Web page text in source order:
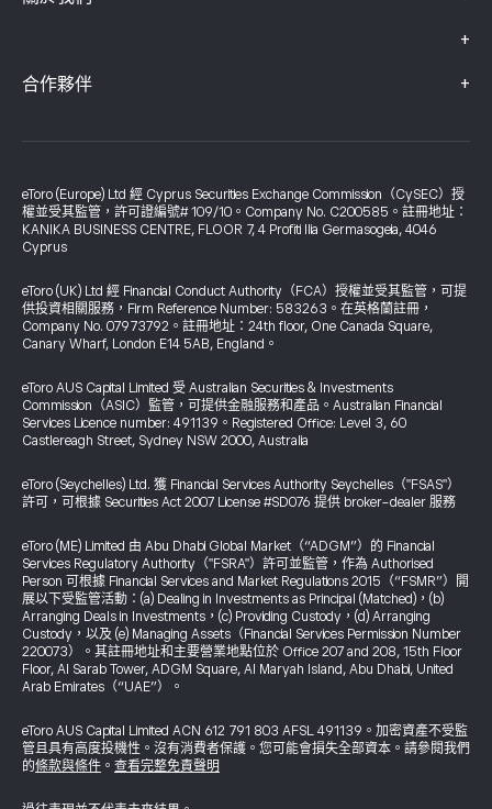
+
合作夥伴 +
eToro (Europe) Ltd 經 Cyprus Securities Exchange Commission（CySEC）授
權並受其監管，許可證編號# 109/10。Company No. C200585。註冊地址：
KANIKA BUSINESS CENTRE, FLOOR 7, 4 Profiti Ilia Germasogeia, 4046
Cyprus
eToro (UK) Ltd 經 Financial Conduct Authority（FCA）授權並受其監管，可提
供投資相關服務，Firm Reference Number: 583263。在英格蘭註冊，
Company No. 07973792。註冊地址：24th floor, One Canada Square,
Canary Wharf, London E14 5AB, England。
eToro AUS Capital Limited 受 Australian Securities & Investments
Commission（ASIC）監管，可提供金融服務和產品。Australian Financial
Services Licence number: 491139。Registered Office: Level 3, 60
Castlereagh Street, Sydney NSW 2000, Australia
eToro (Seychelles) Ltd. 獲 Financial Services Authority Seychelles（"FSAS"）
許可，可根據 Securities Act 2007 License #SD076 提供 broker-dealer 服務
eToro (ME) Limited 由 Abu Dhabi Global Market（“ADGM”）的 Financial
Services Regulatory Authority（"FSRA"）許可並監管，作為 Authorised
Person 可根據 Financial Services and Market Regulations 2015（“FSMR”）開
展以下受監管活動：(a) Dealing in Investments as Principal (Matched)，(b)
Arranging Deals in Investments，(c) Providing Custody，(d) Arranging
Custody，以及 (e) Managing Assets（Financial Services Permission Number
220073）。其註冊地址和主要營業地點位於 Office 207 and 208, 15th Floor
Floor, Al Sarab Tower, ADGM Square, Al Maryah Island, Abu Dhabi, United
Arab Emirates（“UAE”）。
eToro AUS Capital Limited ACN 612 791 803 AFSL 491139。加密資產不受監
管且具有高度投機性。沒有消費者保護。您可能會損失全部資本。請參閱我們
的條款與條件 。 查看完整免責聲明